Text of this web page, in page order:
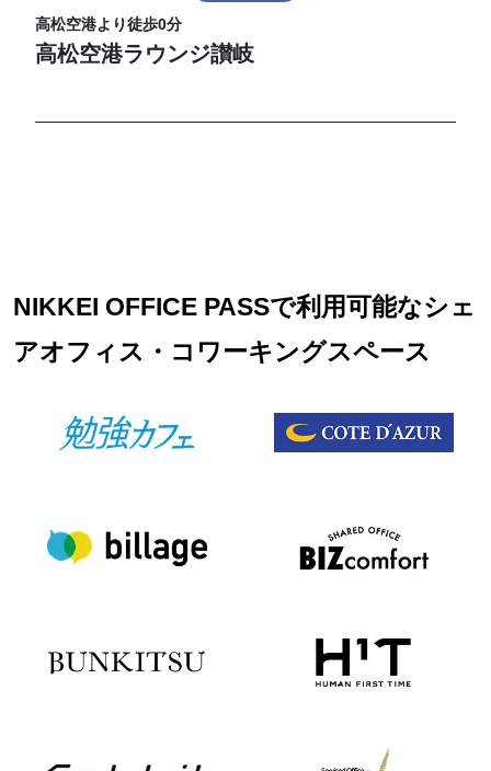
高松空港より徒歩0分
高松空港ラウンジ讃岐
NIKKEI OFFICE PASSで利用可能なシェ
アオフィス・コワーキングスペース